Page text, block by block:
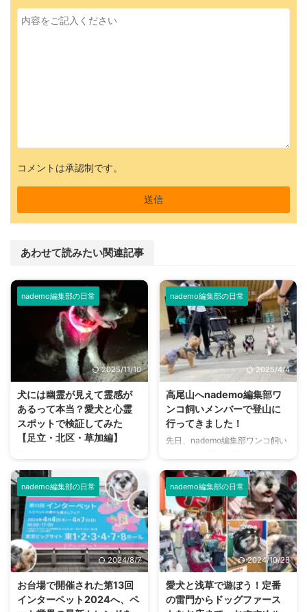
コメントは承認制です。
あわせて読みたい関連記事
nademo編集部の日常
2025/11/10
犬には幽霊が見えて霊感が
あるって本当？愛犬と心霊
スポットで検証してみた
【足立・北区・草加編】
いて唸りだしたり吠えたりした！
このようなことを経験をしたり見
たことがある方は、多いのではな
いでしょうか？ 「まさか…何かが
見えている？…」 これは検証して
みたいと思い、nademo編集部の
ワンコと一緒に心霊スポットに行
ってみることにしました。 夏の
暑さを吹き飛ばす、背筋がゾッと
冷えてしまいそうな企画を決行し
ます。 ワンコには幽霊が見える
nademo編集部の日常
2025/4/4
高尾山へnademo編集部ワ
ンコ飼いメンバーで登山に
行ってきました！
先日、nademo編集部ワンコ飼い
た！ 登ったのは観光客からの登
山者も多く、令和2年に日本遺産
に認定された東京都八王子市にあ
る「高尾山」。 私以外のメンバ
ーは登山経験者でしたが、ワンコ
と行くのは初めてとのこと。 高
尾山や、山を駆け登るワンコたち
の一日をレポートします！ 東京
都八王子市の高尾山 高尾山は東
京都八王子市にある標高599mの
山で、富士山の6分の1ほどの高
nademo編集部の日常
2024/8/7
お台場で開催された第13回
インターペット2024へ、ペ
nademo編集部の日常
2024/10/28
愛犬と浅草で遊ぼう！定番
の雷門からドッグファース